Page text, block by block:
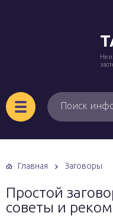
Главная Заговоры
Простой
советы и